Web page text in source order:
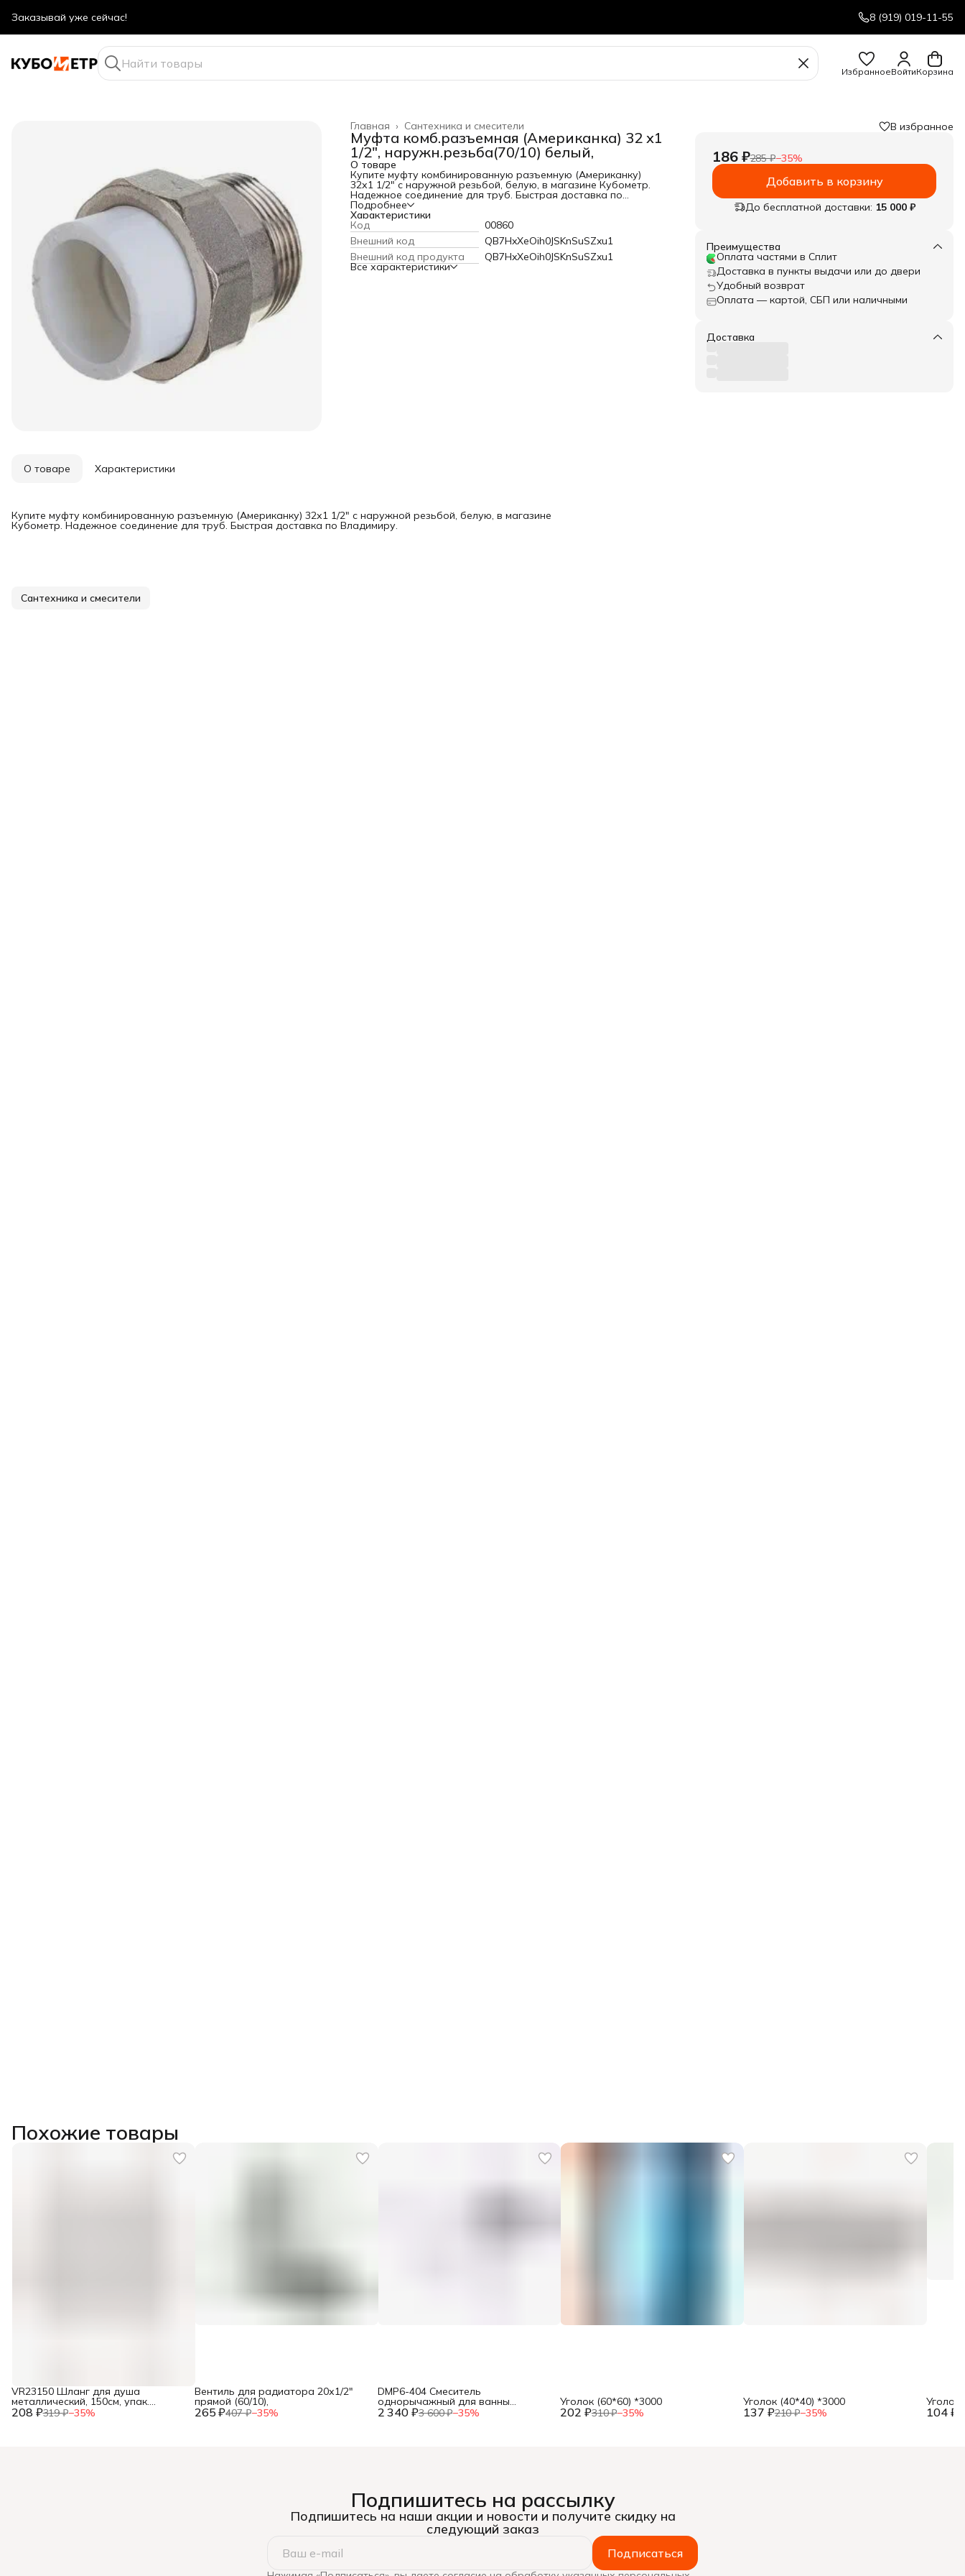
Оптовые цены даже для физ. лиц
8 (919) 019-11-55
ИзбранноеВойтиКорзина
Сантехника и смесители
Главная ›
Муфта комб.разъемная (Американка) 32 х1
1/2", наружн.резьба(70/10) белый,
О товаре
Купите муфту комбинированную разъемную (Американку)
32х1 1/2" с наружной резьбой, белую, в магазине Кубометр.
Надежное соединение для труб. Быстрая доставка по
Владимиру.
Подробнее
Характеристики
Код
00860
Внешний код
QB7HxXeOih0JSKnSuSZxu1
Внешний код продукта
QB7HxXeOih0JSKnSuSZxu1
Все характеристики
В избранное
186 ₽285 ₽−35%
Добавить в корзину
До бесплатной доставки: 15 000 ₽
Преимущества
Оплата частями в Сплит
Доставка в пункты выдачи или до двери
Удобный возврат
Оплата — картой, СБП или наличными
Доставка
О товаре Характеристики
Купите муфту комбинированную разъемную (Американку) 32х1 1/2" с наружной резьбой, белую, в магазине
Кубометр. Надежное соединение для труб. Быстрая доставка по Владимиру.
Сантехника и смесители
Похожие товары
208 ₽319 ₽−35%
VR23150 Шланг для душа
металлический, 150см, упак.
блистер ТМ "VIEIR" (50/1шт), 265 ₽407 ₽−35%
Вентиль для радиатора 20х1/2"
прямой (60/10),
2 340 ₽3 600 ₽−35%
DMP6-404 Смеситель
однорычажный для ванны
(картридж Ø 40 мм)(12), 202 ₽310 ₽−35%
Уголок (60*60) *3000
137 ₽210 ₽−35%
Уголок (40*40) *3000
104 ₽
Уголок
Подпишитесь на рассылку
Подпишитесь на наши акции и новости и получите скидку на
следующий заказ
Подписаться